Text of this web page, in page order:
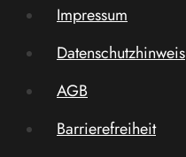
Impressum
Datenschutzhinweis
AGB
Barrierefreiheit